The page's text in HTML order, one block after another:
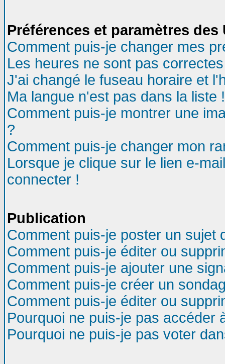
Préférences et paramètres
Comment puis-je changer mes
Les heures ne sont pas
J'ai changé le fuseau horaire et
Ma langue n'est pas dans la liste !
Comment puis-je montrer une
?
Comment puis-je changer mon
Lorsque je clique sur le lien e-
connecter !
Publication
Comment puis-je poster un sujet
Comment puis-je éditer ou
Comment puis-je ajouter une
Comment puis-je créer un
Comment puis-je éditer ou
Pourquoi ne puis-je pas accéder
Pourquoi ne puis-je pas voter